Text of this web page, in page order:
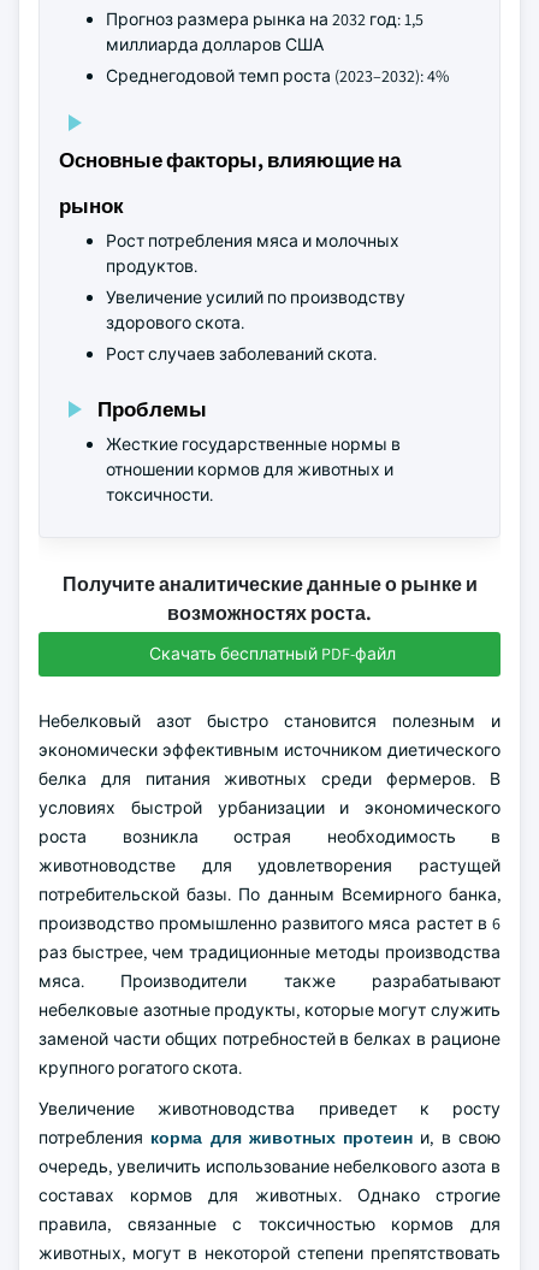
Прогноз размера рынка на 2032 год: 1,5
миллиарда долларов США
Среднегодовой темп роста (2023–2032): 4%
Основные факторы, влияющие на
рынок
Рост потребления мяса и молочных
продуктов.
Увеличение усилий по производству
здорового скота.
Рост случаев заболеваний скота.
Проблемы
Жесткие государственные нормы в
отношении кормов для животных и
токсичности.
Получите аналитические данные о рынке и
возможностях роста.
Скачать бесплатный PDF-файл
Небелковый азот быстро становится полезным и
экономически эффективным источником диетического
белка для питания животных среди фермеров. В
условиях быстрой урбанизации и экономического
роста возникла острая необходимость в
животноводстве для удовлетворения растущей
потребительской базы. По данным Всемирного банка,
производство промышленно развитого мяса растет в 6
раз быстрее, чем традиционные методы производства
мяса. Производители также разрабатывают
небелковые азотные продукты, которые могут служить
заменой части общих потребностей в белках в рационе
крупного рогатого скота.
Увеличение животноводства приведет к росту
потребления корма для животных протеин и, в свою
очередь, увеличить использование небелкового азота в
составах кормов для животных. Однако строгие
правила, связанные с токсичностью кормов для
животных, могут в некоторой степени препятствовать